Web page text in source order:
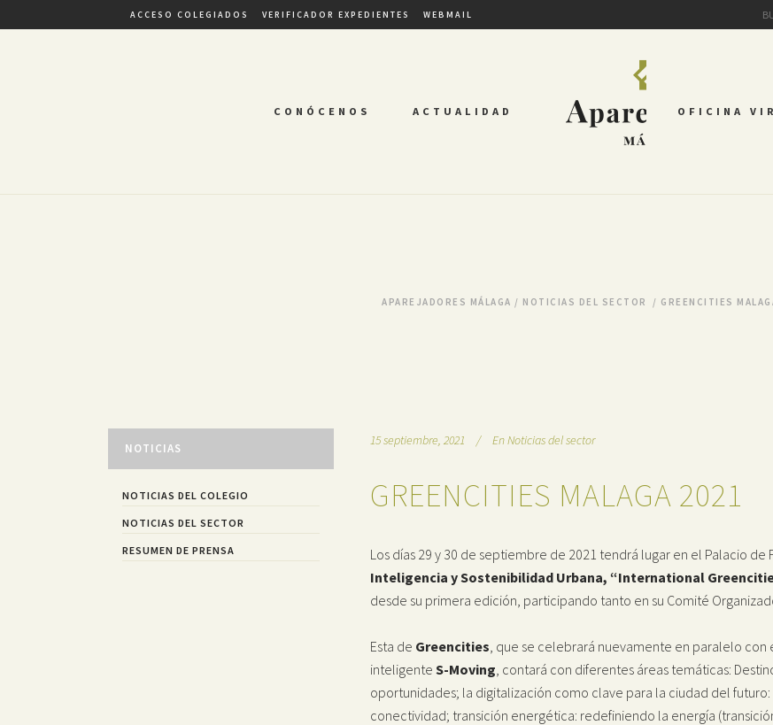
ACCESO COLEGIADOS VERIFICADOR EXPEDIENTES WEBMAIL
CONÓCENOS ACTUALIDAD OFICINA
APAREJADORES MÁLAGA / NOTICIAS DEL SECTOR / GREENCITIES
NOTICIAS
NOTICIAS DEL COLEGIO
NOTICIAS DEL SECTOR
RESUMEN DE PRENSA
15 septiembre, 2021 EnNoticias del sector
GREENCITIES MALAGA 2021
Los días 29 y 30 de septiembre de 2021 tendrá lugar en el Palacio de
Inteligencia y Sostenibilidad Urbana, “International
desde su primera edición, participando tanto en su Comité
Esta de Greencities, que se celebrará nuevamente en paralelo
inteligente S-Moving, contará con diferentes áreas temáticas:
oportunidades; la digitalización como clave para la ciudad del
conectividad; transición energética: redefiniendo la energía